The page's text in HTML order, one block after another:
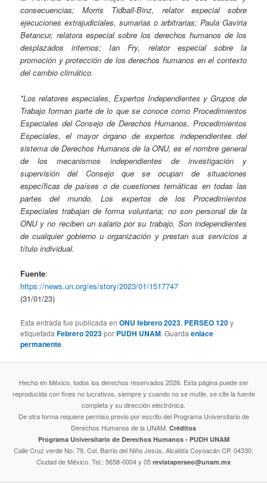
consecuencias; Morris Tidball-Binz, relator especial sobre
ejecuciones extrajudiciales, sumarias o arbitrarias; Paula Gaviria
Betancur, relatora especial sobre los derechos humanos de los
desplazados internos; Ian Fry, relator especial sobre la
promoción y protección de los derechos humanos en el contexto
del cambio climático.
*Los relatores especiales, Expertos Independientes y Grupos de
Trabajo forman parte de lo que se conoce como Procedimientos
Especiales del Consejo de Derechos Humanos. Procedimientos
Especiales, el mayor órgano de expertos independientes del
sistema de Derechos Humanos de la ONU, es el nombre general
de los mecanismos independientes de investigación y
supervisión del Consejo que se ocupan de situaciones
específicas de países o de cuestiones temáticas en todas las
partes del mundo. Los expertos de los Procedimientos
Especiales trabajan de forma voluntaria; no son personal de la
ONU y no reciben un salario por su trabajo. Son independientes
de cualquier gobierno u organización y prestan sus servicios a
título individual.
Fuente:
https://news.un.org/es/story/2023/01/1517747
(31/01/23)
Esta entrada fue publicada enONU febrero 2023, PERSEO 120y
etiquetadaFebrero 2023por PUDH UNAM. Guardaenlace
permanente.
Hecho en México, todos los derechos reservados 2026. Esta página puede ser
reproducida con fines no lucrativos, siempre y cuando no se mutile, se cite la fuente
completa y su dirección electrónica.
De otra forma requiere permiso previo por escrito del Programa Universitario de
Derechos Humanos de la UNAM. Créditos
Programa Universitario de Derechos Humanos - PUDH UNAM
Calle Cruz verde No. 79, Col. Barrio del Niño Jesús, Alcaldía Coyoacán CP. 04330,
Ciudad de México. Tel.: 5658-0004 y 05 revistaperseo@unam.mx